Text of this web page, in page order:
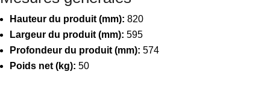
Hauteur du produit (mm): 820
Largeur du produit (mm): 595
Profondeur du produit (mm): 574
Poids net (kg): 50